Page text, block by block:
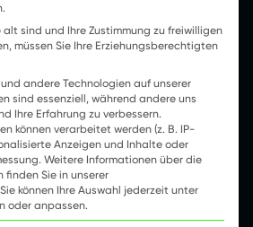
alt sind und Ihre Zustimmung zu freiwilligen
müssen Sie Ihre Erziehungsberechtigten
andere Technologien auf unserer
sind essenziell, während andere uns
Ihre Erfahrung zu verbessern.
können verarbeitet werden (z. B. IP-
Anzeigen und Inhalte oder
Weitere Informationen über die
finden Sie in unserer
Sie können Ihre Auswahl jederzeit unter
oder anpassen.